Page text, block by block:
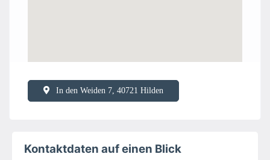
In den Weiden 7, 40721 Hilden
Kontaktdaten auf einen Blick